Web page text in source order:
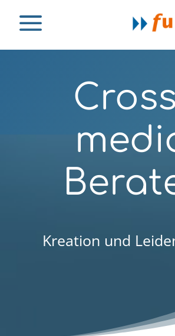
a
Kreation und